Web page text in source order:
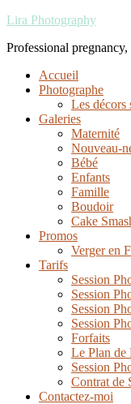
Lira Photography
Professional
Accueil
Photographe
Les décors
Galeries
Maternité
Nouveau-
Bébé
Enfants
Famille
Boudoir
Cake
Promos
Verger en
Tarifs
Session
Session
Session
Session
Forfaits
Le Plan de
Session
Contrat de
Contactez-moi